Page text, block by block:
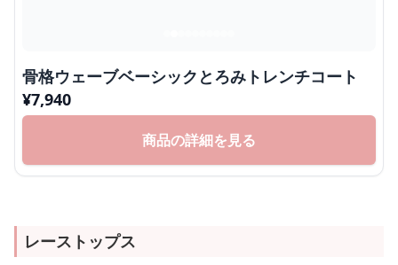
骨格ウェーブベーシックとろみトレンチコート
¥7,940
商品の詳細を見る
レーストップス